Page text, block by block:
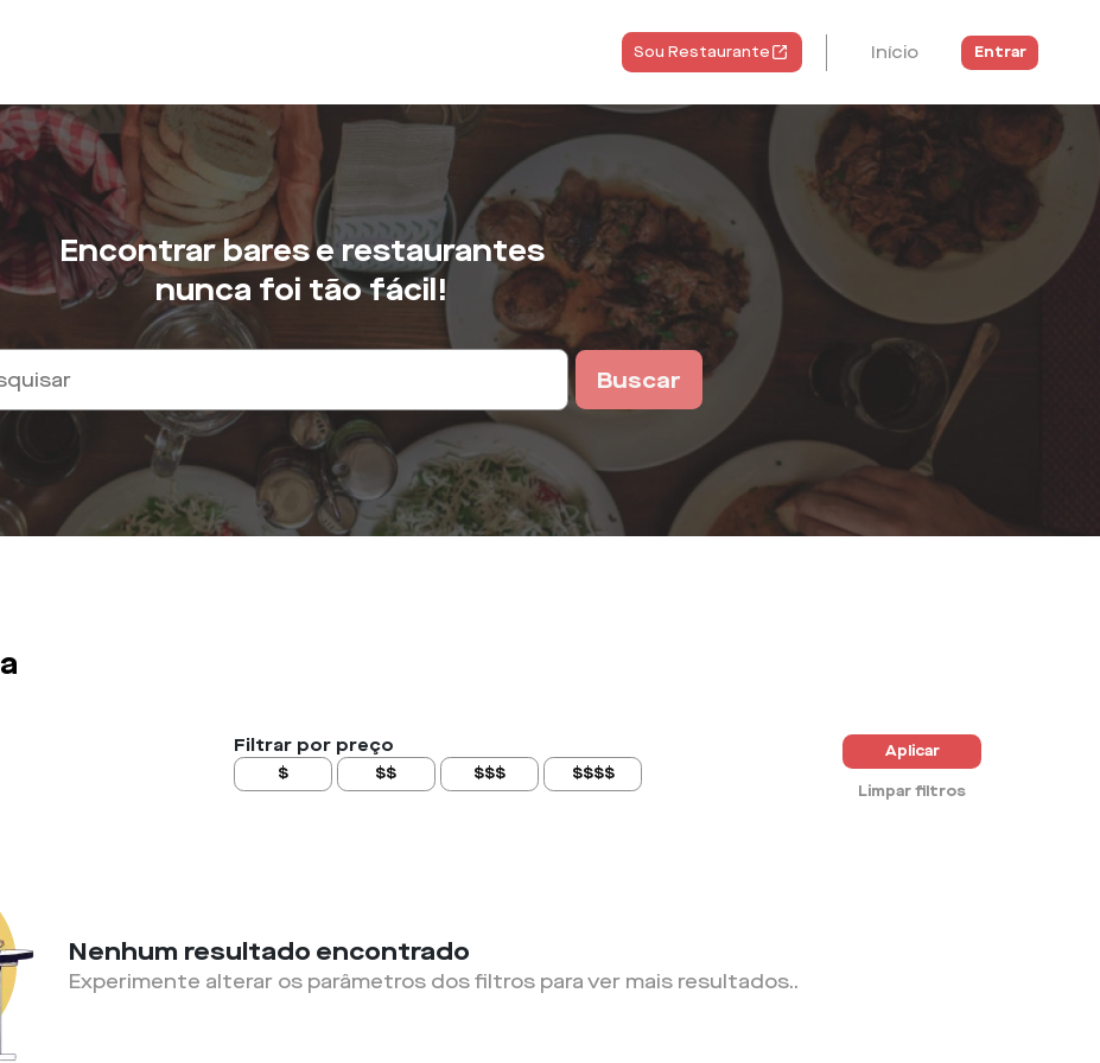
Sou Restaurante Início Entrar
Encontrar bares e restaurantes
nunca foi tão fácil!
Buscar
Filtrar por preço
$ $$ $$$ $$$$
Aplicar
Limpar filtros
Nenhum resultado encontrado
Experimente alterar os parâmetros dos filtros para ver mais resultados..